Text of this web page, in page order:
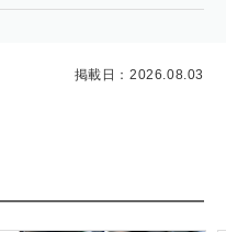
掲載日：2026.08.03